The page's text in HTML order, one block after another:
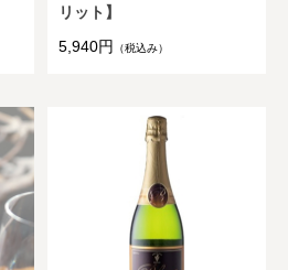
リット】
5,940円
（税込み）